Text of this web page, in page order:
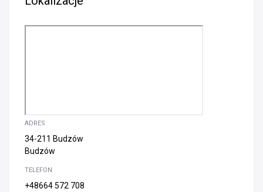
ADRES
34-211 Budzów
Budzów
TELEFON
+48664 572 708